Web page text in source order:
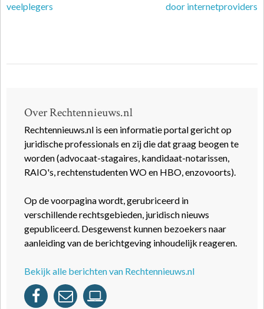
veelplegers
door internetproviders
Over Rechtennieuws.nl
Rechtennieuws.nl is een informatie portal gericht op
juridische professionals en zij die dat graag beogen te
worden (advocaat-stagaires, kandidaat-notarissen,
RAIO's, rechtenstudenten WO en HBO, enzovoorts).
Op de voorpagina wordt, gerubriceerd in
verschillende rechtsgebieden, juridisch nieuws
gepubliceerd. Desgewenst kunnen bezoekers naar
aanleiding van de berichtgeving inhoudelijk reageren.
Bekijk alle berichten van Rechtennieuws.nl